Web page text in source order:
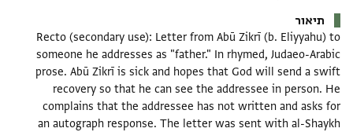
תיאור
Recto (secondary use): Letter from Abū Zikrī (b. Eliyyahu) to
someone he addresses as "father." In rhymed, Judaeo-Arabic
prose. Abū Zikrī is sick and hopes that God will send a swift
recovery so that he can see the addressee in person. He
complains that the addressee has not written and asks for
an autograph response. The letter was sent with al-Shaykh